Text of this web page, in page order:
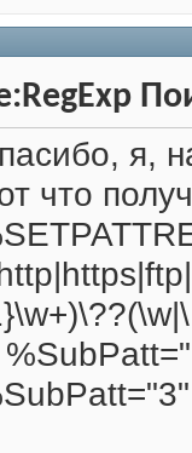
я,
что